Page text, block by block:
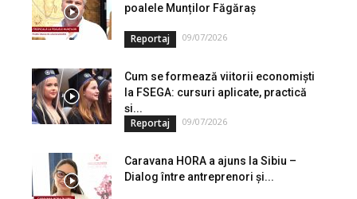
poalele Munților Făgăraș
Reportaj 09/07/2026
Cum se formează viitorii economiști
la FSEGA: cursuri aplicate, practică
și...
Reportaj 09/07/2026
Caravana HORA a ajuns la Sibiu –
Dialog între antreprenori și...